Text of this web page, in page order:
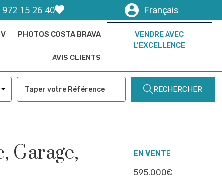
972 15 26 40 Français
PHOTOS COSTA BRAVA
AVIS CLIENTS
VENDRE AVEC
L’EXCELLENCE
RECHERCHER
Garage,
EN VENTE
595.000€